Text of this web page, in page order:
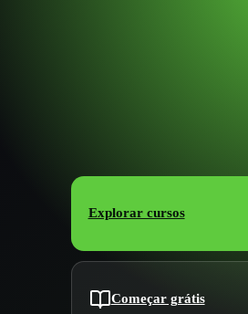
Explorar cursos
Começar grátis